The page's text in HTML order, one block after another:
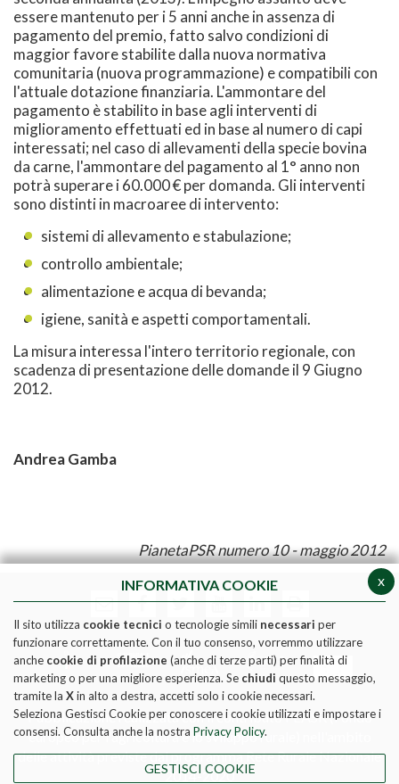
essere mantenuto per i 5 anni anche in assenza di
pagamento del premio, fatto salvo condizioni di
maggior favore stabilite dalla nuova normativa
comunitaria (nuova programmazione) e compatibili con
l'attuale dotazione finanziaria. L'ammontare del
pagamento è stabilito in base agli interventi di
miglioramento effettuati ed in base al numero di capi
interessati; nel caso di allevamenti della specie bovina
da carne, l'ammontare del pagamento al 1° anno non
potrà superare i 60.000 € per domanda. Gli interventi
sono distinti in macroaree di intervento:
sistemi di allevamento e stabulazione;
controllo ambientale;
alimentazione e acqua di bevanda;
igiene, sanità e aspetti comportamentali.
La misura interessa l'intero territorio regionale, con
scadenza di presentazione delle domande il 9 Giugno
2012.
Andrea Gamba
PianetaPSR numero 10 - maggio 2012
Pubblicazione realizzata con il contributo FEASR (Fondo
europeo per l'agricoltura e lo sviluppo rurale) nell'ambito
delle attività previste dal programma Rete Rurale Nazionale
2014-2020
x
INFORMATIVA COOKIE
Il sito utilizza cookie tecnici o tecnologie simili necessari per
funzionare correttamente. Con il tuo consenso, vorremmo utilizzare
anche cookie di profilazione (anche di terze parti) per finalità di
marketing o per una migliore esperienza. Se chiudi questo messaggio,
tramite la Xin alto a destra, accetti solo i cookie necessari.
Seleziona Gestisci Cookie per conoscere i cookie utilizzati e impostare i
consensi. Consulta anche la nostra Privacy Policy.
GESTISCI COOKIE